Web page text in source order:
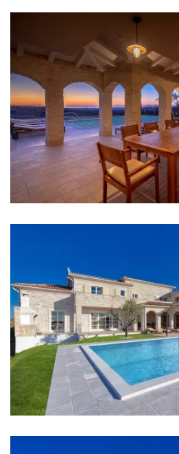
Kupaonice
Kupaonica 1: en suite,
Kupaonica 2: en suite,
Kupaonica 3: umivaonik, wc,
Kupaonica 4: umivaonik, wc,
Kupaonica 5: umivaonik, wc
Sušilica rublja
Sušilo za kosu
Pegla za robu
Ručnici